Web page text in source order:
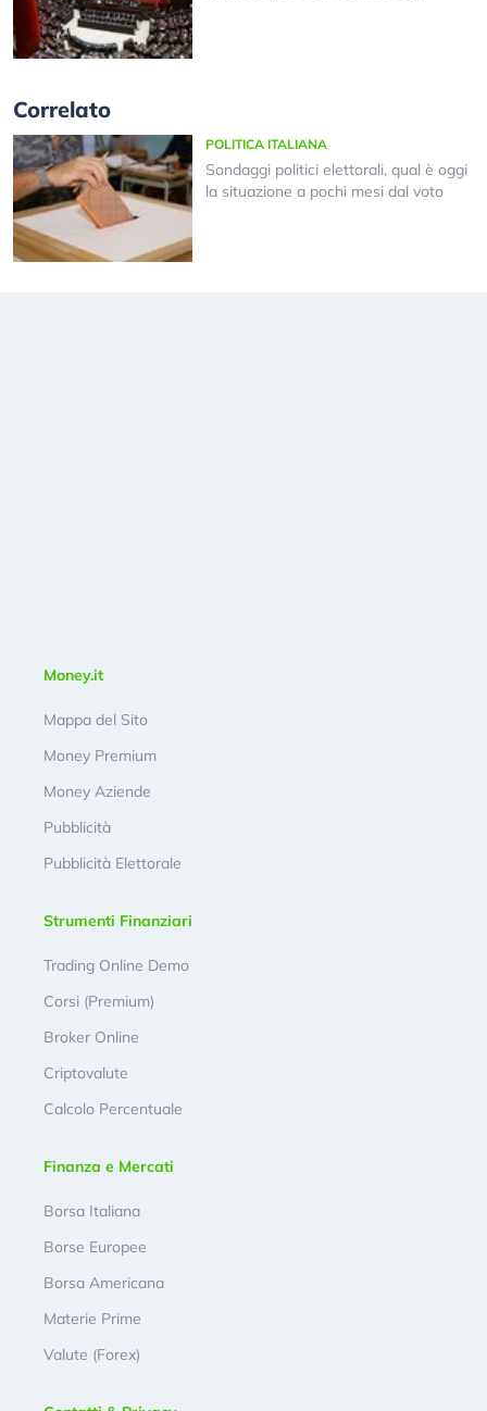
Correlato
POLITICA ITALIANA
Sondaggi politici elettorali, qual è oggi
la situazione a pochi mesi dal voto
Money.it
Mappa del Sito
Money Premium
Money Aziende
Pubblicità
Pubblicità Elettorale
Strumenti Finanziari
Trading Online Demo
Corsi (Premium)
Broker Online
Criptovalute
Calcolo Percentuale
Finanza e Mercati
Borsa Italiana
Borse Europee
Borsa Americana
Materie Prime
Valute (Forex)